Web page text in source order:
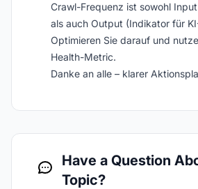
Crawl-Frequenz ist sowohl
als auch Output (Indikator für
Optimieren Sie darauf und
Health-Metric.
Danke an alle – klarer
Have a Question
Topic?